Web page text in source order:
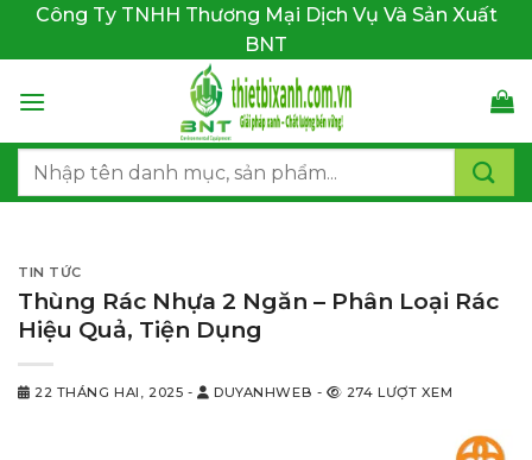
dung
Công Ty TNHH Thương Mại Dịch Vụ Và Sản Xuất
BNT
Tìm
TIN TỨC
Thùng Rác Nhựa 2 Ngăn – Phân Loại Rác
Hiệu Quả, Tiện Dụng
22 THÁNG HAI, 2025 - DUYANHWEB - 274 LƯỢT XEM